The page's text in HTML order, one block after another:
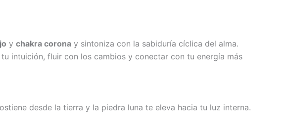
y chakra corona y sintoniza con la sabiduría cíclica del alma.
intuición, fluir con los cambios y conectar con tu energía más
desde la tierra y la piedra luna te eleva hacia tu luz interna.